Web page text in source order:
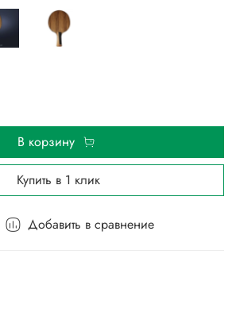
Добавить в сравнение
В корзину
Купить в 1 клик